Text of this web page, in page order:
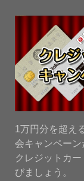
1万円分を超え
会キャンペーン
クレジットカ
びましょう。